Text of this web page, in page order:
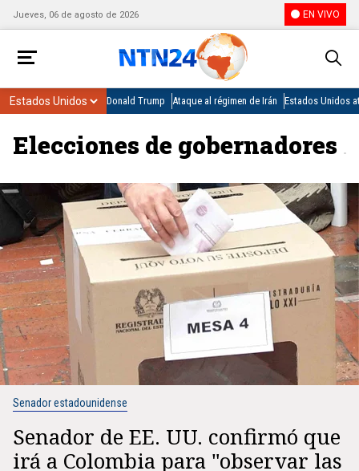
Jueves, 06 de agosto de 2026 EN VIVO
Donald Trump Ataque al régimen de Irán Estados Unidos
Elecciones de gobernadores
Senador estadounidense
Senador de EE. UU. confirmó que
irá a Colombia para "observar las